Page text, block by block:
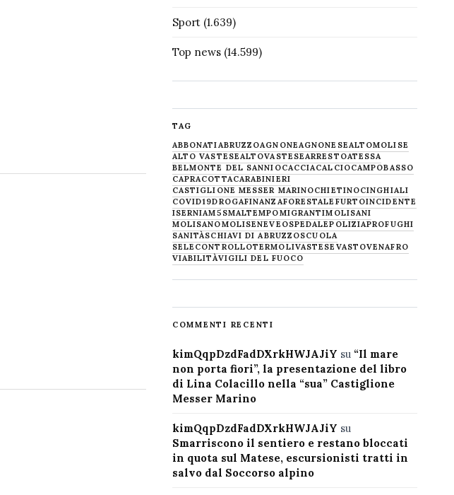
Sport(1.639)
Top news(14.599)
TAG
ABBONATIABRUZZOAGNONEAGNONESEALTOMOLISE
ALTO VASTESEALTOVASTESEARRESTOATESSA
BELMONTE DEL SANNIOCACCIACALCIOCAMPOBASSO
CAPRACOTTACARABINIERI
CASTIGLIONE MESSER MARINOCHIETINOCINGHIALI
COVID19DROGAFINANZAFORESTALE FURTOINCIDENTE
ISERNIAM5SMALTEMPOMIGRANTIMOLISANI
MOLISANOMOLISENEVE OSPEDALEPOLIZIAPROFUGHI
SANITÀSCHIAVI DI ABRUZZOSCUOLA
SELECONTROLLOTERMOLIVASTESE VASTOVENAFRO
VIABILITÀVIGILI DEL FUOCO
COMMENTI RECENTI
kimQqpDzdFadDXrkHWJAJiY su “Il mare
non porta fiori”, la presentazione del libro
di Lina Colacillo nella “sua” Castiglione
Messer Marino
kimQqpDzdFadDXrkHWJAJiY su
Smarriscono il sentiero e restano bloccati
in quota sul Matese, escursionisti tratti in
salvo dal Soccorso alpino